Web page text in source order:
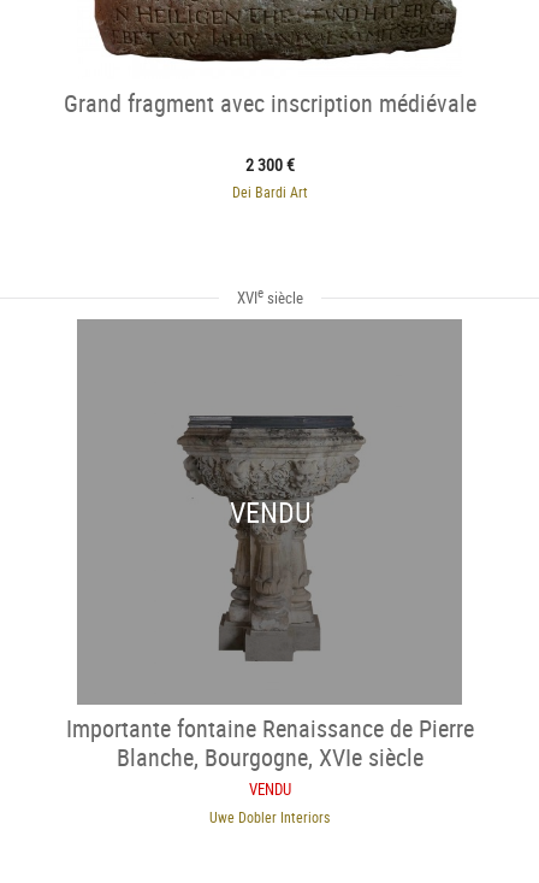
Grand fragment avec inscription médiévale
2 300 €
Dei Bardi Art
XVIesiècle
VENDU
Importante fontaine Renaissance de Pierre
Blanche, Bourgogne, XVIe siècle
VENDU
Uwe Dobler Interiors